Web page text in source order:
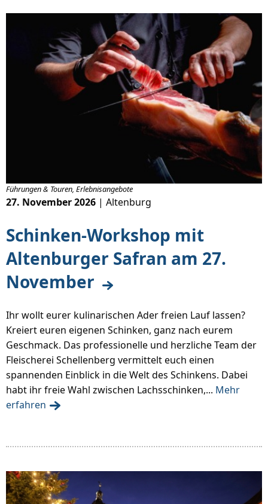
Schinken-Workshop mit
Altenburger Safran am 27.
November
Führungen & Touren, Erlebnisangebote
27. November 2026 | Altenburg
Ihr wollt eurer kulinarischen Ader freien Lauf lassen?
Kreiert euren eigenen Schinken, ganz nach eurem
Geschmack. Das professionelle und herzliche Team der
Fleischerei Schellenberg vermittelt euch einen
spannenden Einblick in die Welt des Schinkens. Dabei
habt ihr freie Wahl zwischen Lachsschinken,... Mehr
erfahren